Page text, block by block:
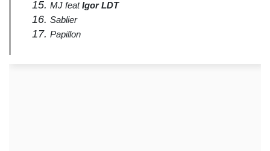
MJ featIgor LDT
Sablier
Papillon